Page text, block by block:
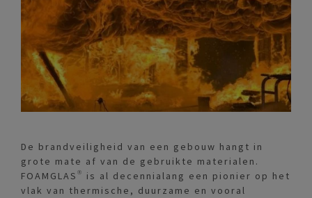
De brandveiligheid van een gebouw hangt in
grote mate af van de gebruikte materialen.
FOAMGLAS® is al decennialang een pionier op het
vlak van thermische, duurzame en vooral